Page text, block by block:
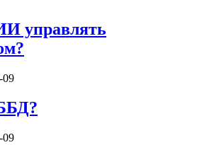
управлять
09
09